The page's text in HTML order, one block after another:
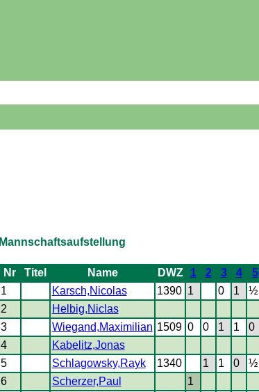
Mannschaftsaufstellung
Nr Titel Name DWZ 1 2 3 4 5
1
Karsch,Nicolas 1390 1 0 1 ½
2
Helbig,Niclas
3
Wiegand,Maximilian 1509 0 0 1 1 0
4
Kabelitz,Jonas
5
Schlagowsky,Rayk 1340 1 1 0 ½
6
Scherzer,Paul 1